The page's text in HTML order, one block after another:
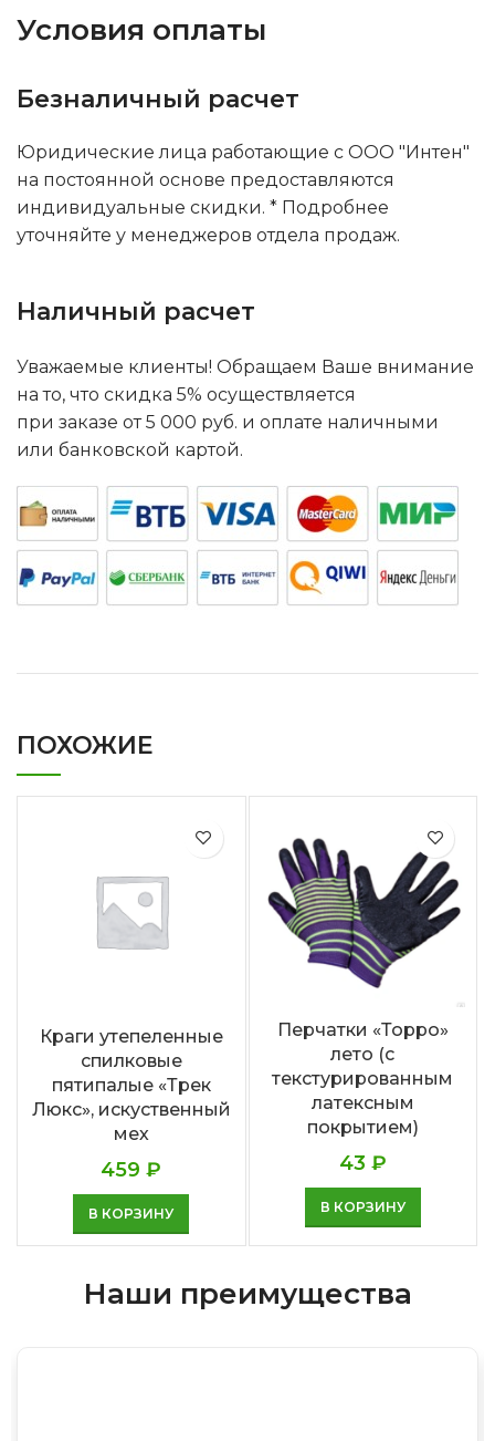
Условия оплаты
Безналичный расчет
Юридические лица работающие с ООО "Интен"
на постоянной основе предоставляются
индивидуальные скидки. * Подробнее
уточняйте у менеджеров отдела продаж.
Наличный расчет
Уважаемые клиенты! Обращаем Ваше внимание
на то, что скидка 5% осуществляется
при заказе от 5 000 руб. и оплате наличными
или банковской картой.
ПОХОЖИЕ
Краги утепеленные
спилковые
пятипалые «Трек
Люкс», искуственный
мех
459₽
В КОРЗИНУ
Перчатки «Торро»
лето (с
текстурированным
латексным
покрытием)
43 ₽
В КОРЗИНУ
Наши преимущества